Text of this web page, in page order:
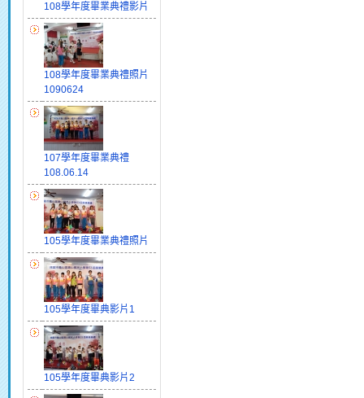
108學年度畢業典禮影片
108學年度畢業典禮照片
1090624
107學年度畢業典禮
108.06.14
105學年度畢業典禮照片
105學年度畢典影片1
105學年度畢典影片2